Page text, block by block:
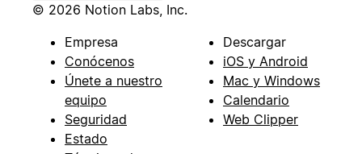
© 2026 Notion Labs, Inc.
Empresa
Conócenos
Únete a nuestro
equipo
Seguridad
Estado
Descargar
iOS y Android
Mac y Windows
Calendario
Web Clipper